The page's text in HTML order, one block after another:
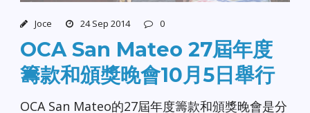
Joce 24 Sep 2014 0
OCA San Mateo 27屆年度
籌款和頒獎晚會10月5日舉行
OCA San Mateo的27屆年度籌款和頒獎晚會是分